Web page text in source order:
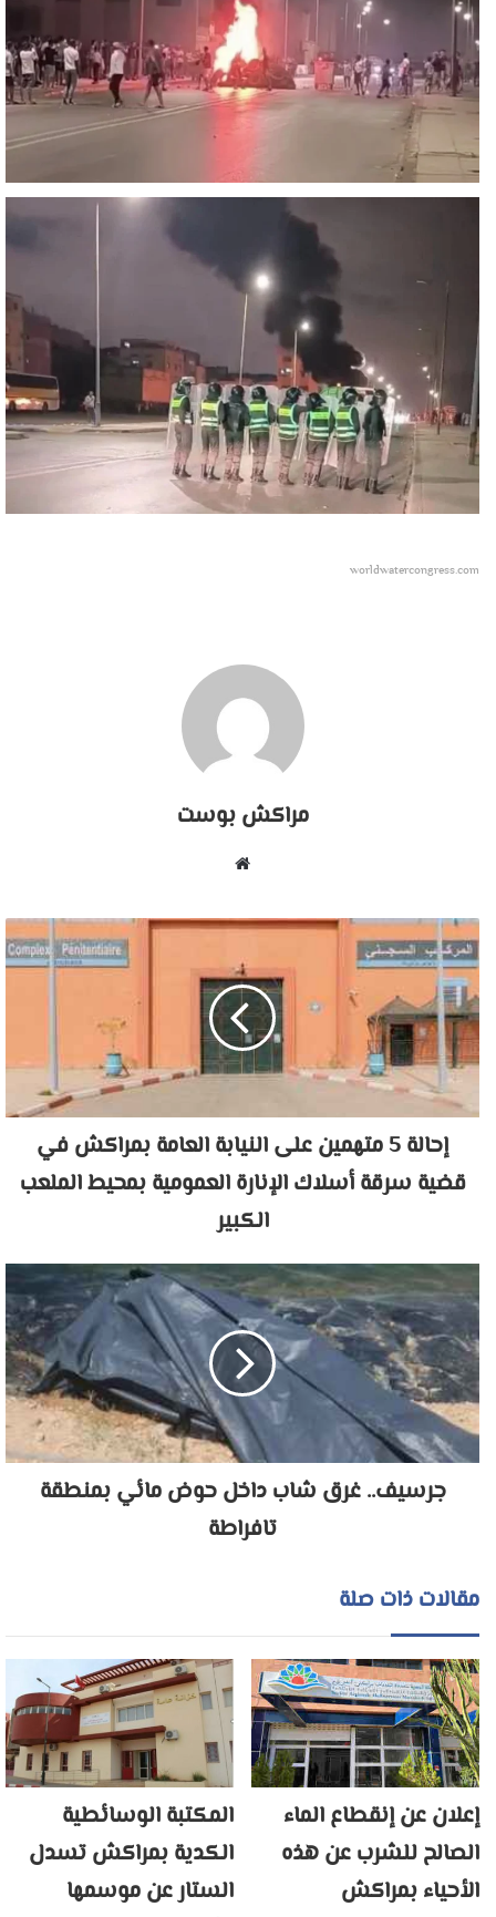
worldwatercongress.com
مراكش بوست
إحالة 5 متهمين على النيابة العامة بمراكش في
قضية سرقة أسلاك الإنارة العمومية بمحيط الملعب
الكبير
جرسيف.. غرق شاب داخل حوض مائي بمنطقة
تافراطة
مقالات ذات صلة
إعلان عن إنقطاع الماء
الصالح للشرب عن هذه
الأحياء بمراكش
المكتبة الوسائطية
الكدية بمراكش تسدل
الستار عن موسمها